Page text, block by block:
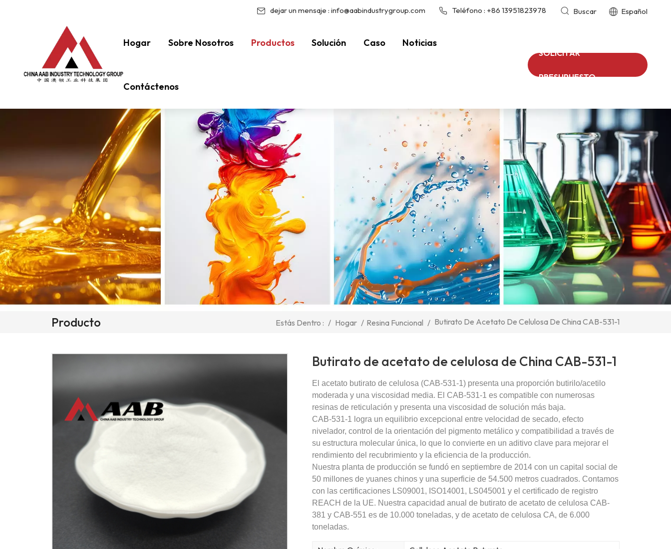
dejar un mensaje : info@aabindustrygroup.com Teléfono : +86 13951823978 Buscar Español
Hogar Sobre Nosotros Productos Solución Caso Noticias
Contáctenos
SOLICITAR
PRESUPUESTO
Producto Estás Dentro : / Hogar / Resina Funcional / Butirato De Acetato De Celulosa De China CAB-531-1
Butirato de acetato de celulosa de China CAB-531-1
El acetato butirato de celulosa (CAB-531-1) presenta una proporción butirilo/acetilo
moderada y una viscosidad media. El CAB-531-1 es compatible con numerosas
resinas de reticulación y presenta una viscosidad de solución más baja.
CAB-531-1 logra un equilibrio excepcional entre velocidad de secado, efecto
nivelador, control de la orientación del pigmento metálico y compatibilidad a través de
su estructura molecular única, lo que lo convierte en un aditivo clave para mejorar el
rendimiento del recubrimiento y la eficiencia de la producción.
Nuestra planta de producción se fundó en septiembre de 2014 con un capital social de
50 millones de yuanes chinos y una superficie de 54.500 metros cuadrados. Contamos
con las certificaciones LS09001, ISO14001, LS045001 y el certificado de registro
REACH de la UE. Nuestra capacidad anual de butirato de acetato de celulosa CAB-
381 y CAB-551 es de 10.000 toneladas, y de acetato de celulosa CA, de 6.000
toneladas.